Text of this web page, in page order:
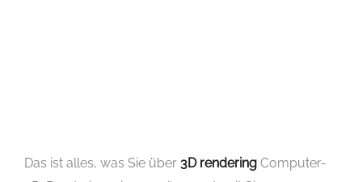
Das ist alles, was Sie über 3D rendering Computer-